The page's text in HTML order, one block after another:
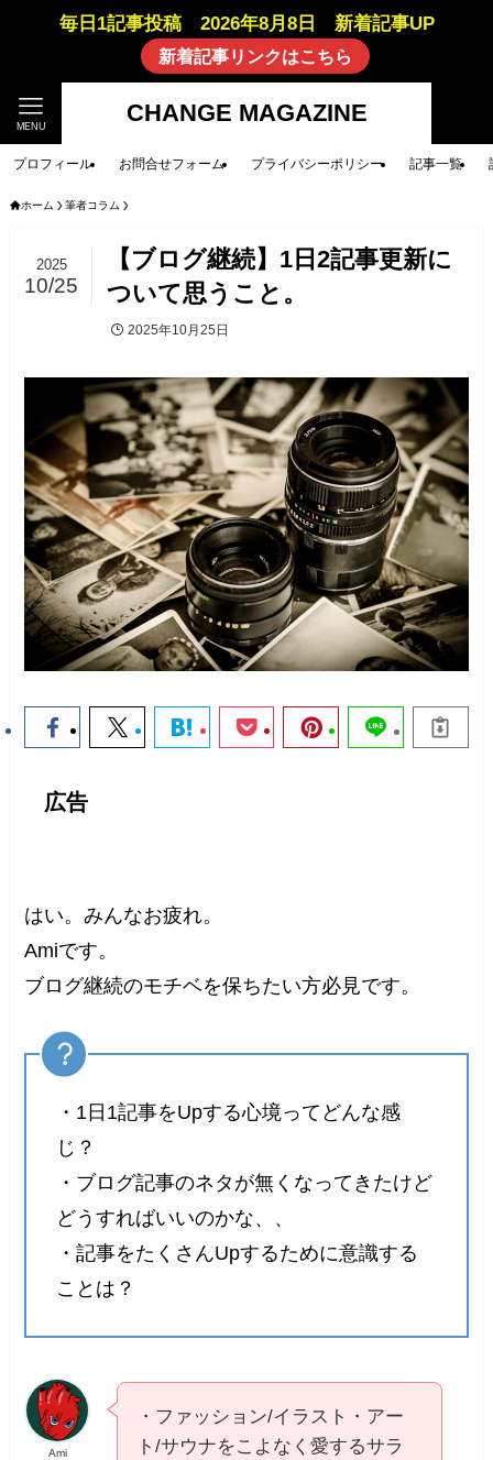
毎日1記事投稿 2026年8月8日 新着記事UP
新着記事リンクはこちら
CHANGE MAGAZINE
MENU
プロフィール お問合せフォーム プライバシーポリシー 記事一覧
ホーム 筆者コラム
【ブログ継続】1日2記事更新に
ついて思うこと。
2025
10/25
2025年10月25日
広告
はい。みんなお疲れ。
Amiです。
ブログ継続のモチベを保ちたい方必見です。
・1日1記事をUpする心境ってどんな感
じ？
・ブログ記事のネタが無くなってきたけど
どうすればいいのかな、、
・記事をたくさんUpするために意識する
ことは？
Ami
・ファッション/イラスト・アー
ト/サウナをこよなく愛するサラ